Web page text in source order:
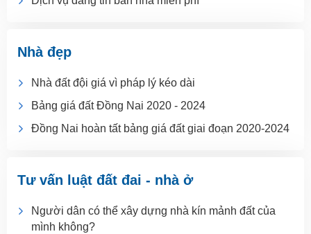
Nhà đẹp
Nhà đất đội giá vì pháp lý kéo dài
Bảng giá đất Đồng Nai 2020 - 2024
Đồng Nai hoàn tất bảng giá đất giai đoạn 2020-2024
Tư vấn luật đất đai - nhà ở
Người dân có thể xây dựng nhà kín mảnh đất của
mình không?